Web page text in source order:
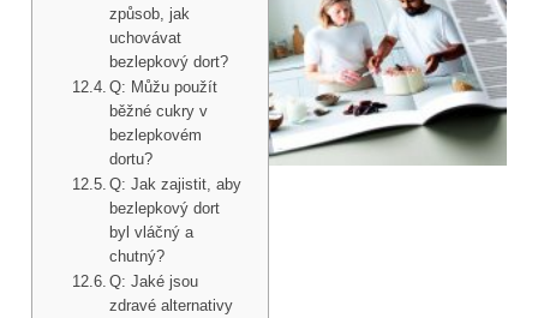
způsob, jak
uchovávat
bezlepkový dort?
Q: Můžu použít
běžné cukry v
bezlepkovém
dortu?
Q: Jak zajistit, aby
bezlepkový dort
byl vláčný a
chutný?
Q: Jaké jsou
zdravé alternativy